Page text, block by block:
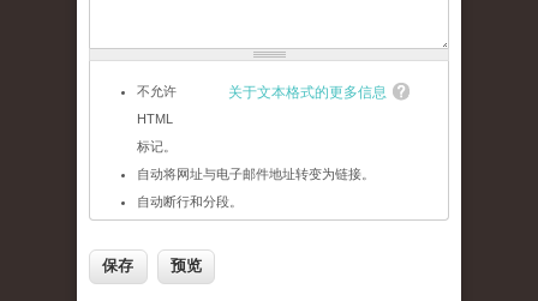
关于文本格式的更多信息
不允许
HTML
标记。
自动将网址与电子邮件地址转变为链接。
自动断行和分段。